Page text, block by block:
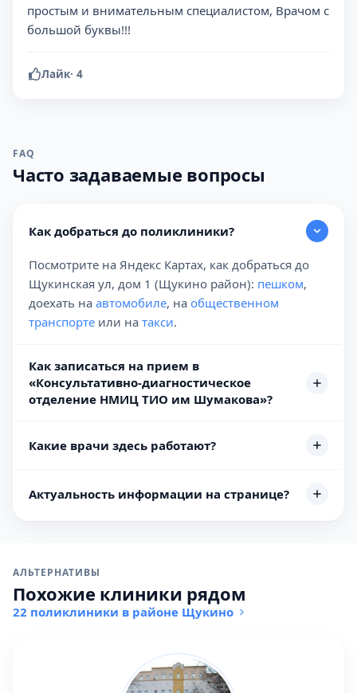
простым и внимательным специалистом, Врачом с
большой буквы!!!
Лайк· 4
FAQ
Часто задаваемые вопросы
Как добраться до поликлиники?
Посмотрите на Яндекс Картах, как добраться до
Щукинская ул, дом 1 (Щукино район): пешком,
доехать на автомобиле, на общественном
транспорте или на такси.
Как записаться на прием в
«Консультативно-диагностическое
отделение НМИЦ ТИО им Шумакова»?
Какие врачи здесь работают?
Актуальность информации на странице?
АЛЬТЕРНАТИВЫ
Похожие клиники рядом
22 поликлиники в районе Щукино